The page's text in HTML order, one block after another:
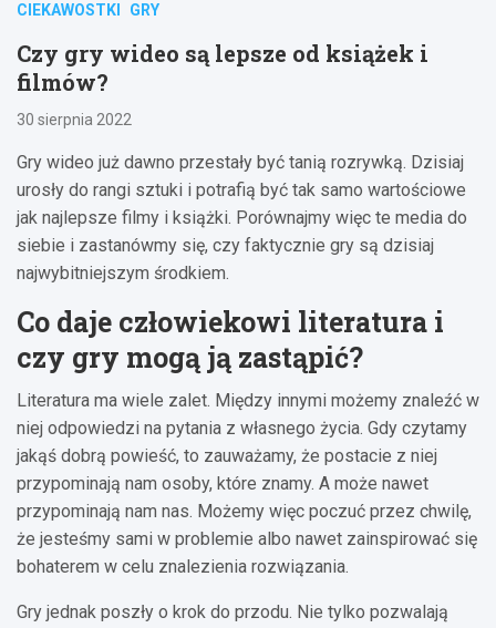
CIEKAWOSTKI GRY
Czy gry wideo są lepsze od książek i
filmów?
30 sierpnia 2022
Gry wideo już dawno przestały być tanią rozrywką. Dzisiaj
urosły do rangi sztuki i potrafią być tak samo wartościowe
jak najlepsze filmy i książki. Porównajmy więc te media do
siebie i zastanówmy się, czy faktycznie gry są dzisiaj
najwybitniejszym środkiem.
Co daje człowiekowi literatura i
czy gry mogą ją zastąpić?
Literatura ma wiele zalet. Między innymi możemy znaleźć w
niej odpowiedzi na pytania z własnego życia. Gdy czytamy
jakąś dobrą powieść, to zauważamy, że postacie z niej
przypominają nam osoby, które znamy. A może nawet
przypominają nam nas. Możemy więc poczuć przez chwilę,
że jesteśmy sami w problemie albo nawet zainspirować się
bohaterem w celu znalezienia rozwiązania.
Gry jednak poszły o krok do przodu. Nie tylko pozwalają